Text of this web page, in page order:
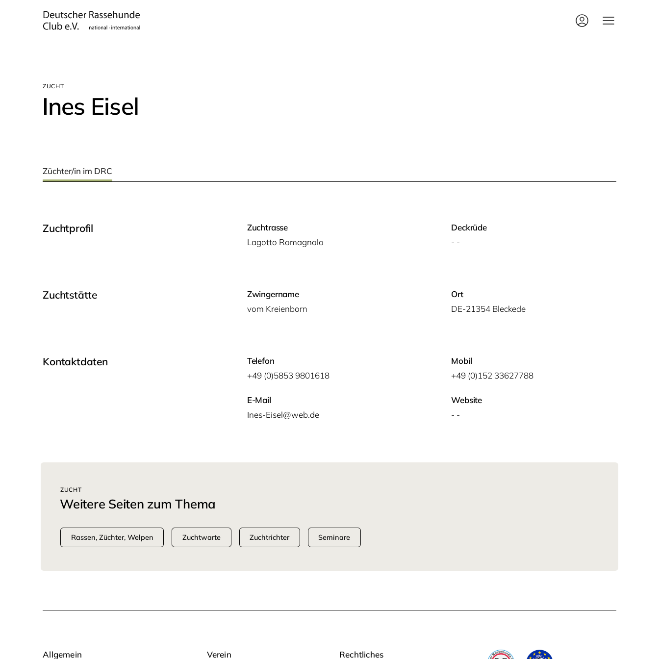
ZUCHT
Ines Eisel
Züchter/in im DRC
Zuchtprofil
Zuchtrasse
Lagot­to Romagnolo
Deckrüde
- -
Zuchtstätte
Zwingername
vom Kre­ien­born
Ort
DE-21354 Bleckede
Kontaktdaten
Telefon
+49 (0)5853 9801618
Mobil
+49 (0)152 33627788
E-Mail
Ines-Eisel@web.de
Website
- -
ZUCHT
Weitere Seiten zum Thema
Rassen, Züchter, Welpen Zuchtwarte Zuchtrichter Seminare
Allgemein Verein Rechtliches